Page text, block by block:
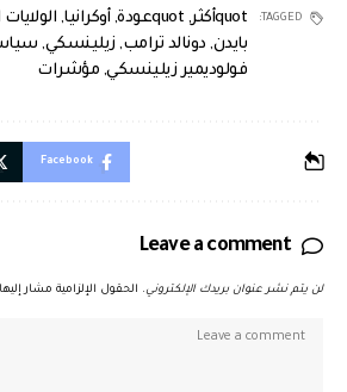
TAGGED: quotأكثر , quotعودة , أوكرانيا,
بايدن, دونالد ترامب, زيلينسكي,
فولوديمير زيلينسكي, مؤشرات
Facebook
Leave a comment
لن يتم نشر عنوان بريدك الإلكتروني. الحقول الإلزامية مشار إليها